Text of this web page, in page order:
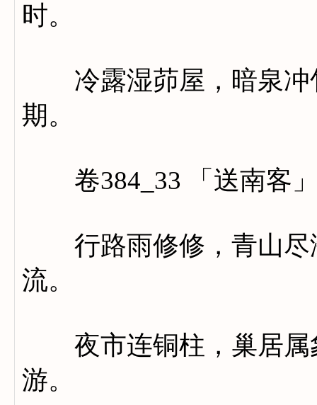
时。
冷露湿茆屋，暗泉冲
期。
卷384_33 「送南客
行路雨修修，青山尽
流。
夜市连铜柱，巢居属
游。